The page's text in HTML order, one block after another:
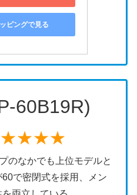
ピングで見る
60B19R)
のなかでも上位モデルと
で密閉式を採用、メン